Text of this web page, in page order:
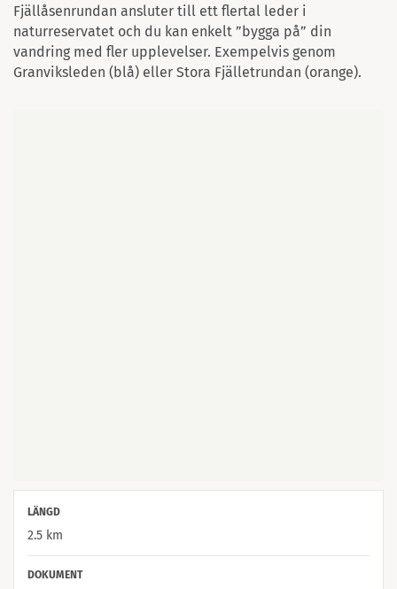
Fjällåsenrundan ansluter till ett flertal leder i
naturreservatet och du kan enkelt ”bygga på” din
vandring med fler upplevelser. Exempelvis genom
Granviksleden (blå) eller Stora Fjälletrundan (orange).
LÄNGD
2.5 km
DOKUMENT